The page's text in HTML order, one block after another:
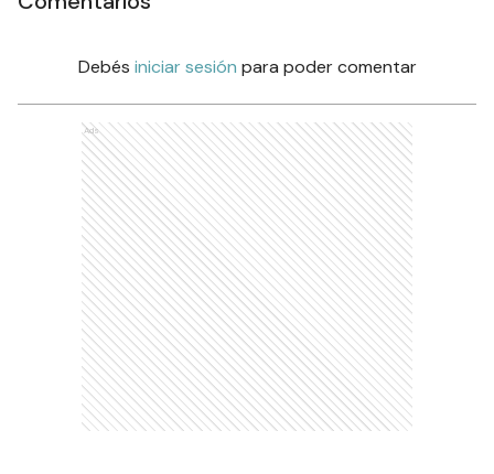
Debés iniciar sesión para poder comentar
Ads